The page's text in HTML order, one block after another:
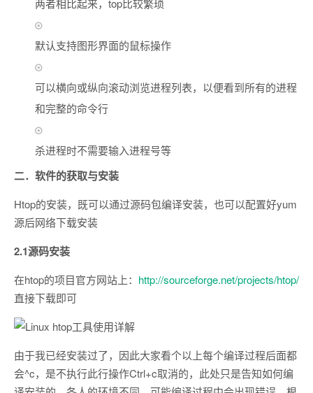
两者相比起来，top比较繁琐
默认支持图形界面的鼠标操作
可以横向或纵向滚动浏览进程列表，以便看到所有的进程
和完整的命令行
杀进程时不需要输入进程号等
二．软件的获取与安装
Htop的安装，既可以通过源码包编译安装，也可以配置好yum
源后网络下载安装
2.1源码安装
在htop的项目官方网站上： http://sourceforge.net/projects/htop/
直接下载即可
由于我已经安装过了，因此大家看个以上每个编译过程后面都
会^c，是不执行此行操作Ctrl+c取消的，此处只是告知如何编